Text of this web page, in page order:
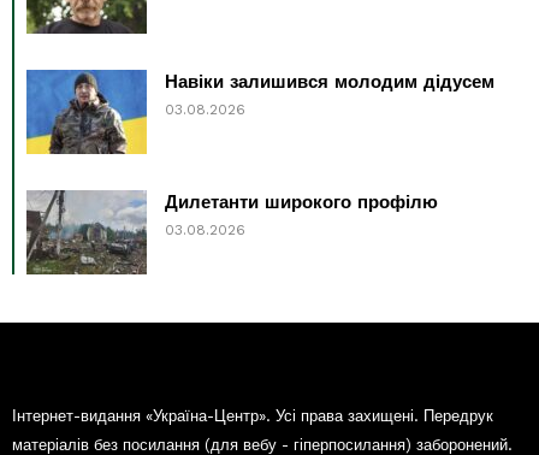
Навіки залишився молодим дідусем
03.08.2026
Дилетанти широкого профілю
03.08.2026
Інтернет-видання «Україна-Центр». Усі права захищені. Передрук
матеріалів без посилання (для вебу - гіперпосилання) заборонений.